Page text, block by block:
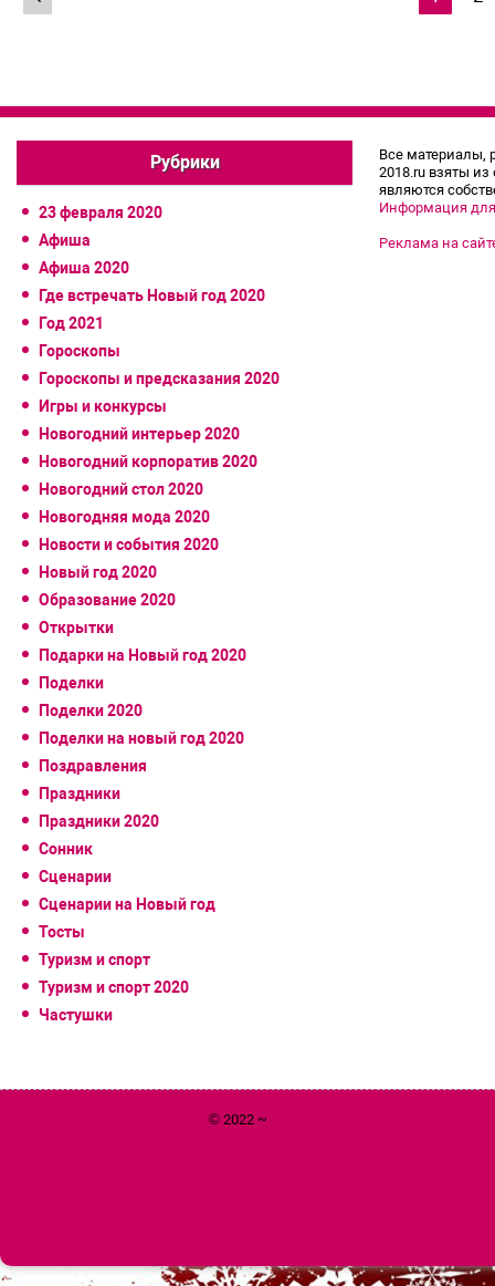
Рубрики
23 февраля 2020
Афиша
Афиша 2020
Где встречать Новый год 2020
Год 2021
Гороскопы
Гороскопы и предсказания 2020
Игры и конкурсы
Новогодний интерьер 2020
Новогодний корпоратив 2020
Новогодний стол 2020
Новогодняя мода 2020
Новости и события 2020
Новый год 2020
Образование 2020
Открытки
Подарки на Новый год 2020
Поделки
Поделки 2020
Поделки на новый год 2020
Поздравления
Праздники
Праздники 2020
Сонник
Сценарии
Сценарии на Новый год
Тосты
Туризм и спорт
Туризм и спорт 2020
Частушки
Все материалы,
2018.ru взяты
являются
Информация
Реклама на
© 2022 ~